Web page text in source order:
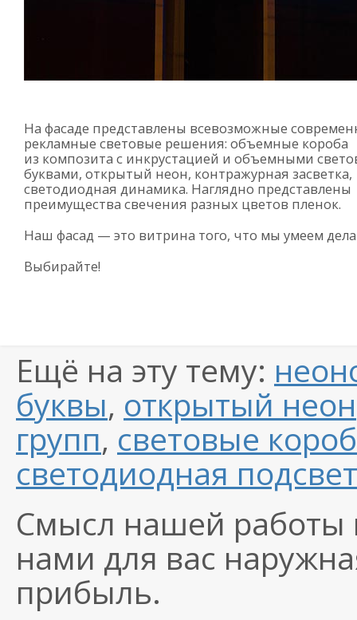
На фасаде представлены всевозможные
рекламные световые решения: объемные короба
из композита с инкрустацией и объемными
буквами, открытый неон, контражурная засветка,
светодиодная динамика. Наглядно представлены
преимущества свечения разных цветов пленок.
Наш фасад — это витрина того, что мы умеем
Выбирайте!
Ещё на эту тему:
буквы, открытый неон
групп, световые
светодиодная
Смысл нашей работы
нами для вас
прибыль.